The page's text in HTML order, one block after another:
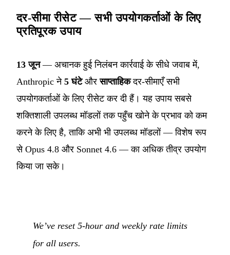
दर-सीमा रीसेट — सभी उपयोगकर्ताओं के लिए
प्रतिपूरक उपाय
13 जून— अचानक हुई निलंबन कार्रवाई के सीधे जवाब में,
Anthropic ने 5 घंटेऔरसाप्ताहिकदर-सीमाएँ सभी
उपयोगकर्ताओं के लिए रीसेट कर दी हैं। यह उपाय सबसे
शक्तिशाली उपलब्ध मॉडलों तक पहुँच खोने के प्रभाव को कम
करने के लिए है, ताकि अभी भी उपलब्ध मॉडलों — विशेष रूप
से Opus 4.8 और Sonnet 4.6 — का अधिक तीव्र उपयोग
किया जा सके।
We’ve reset 5-hour and weekly rate limits
for all users.